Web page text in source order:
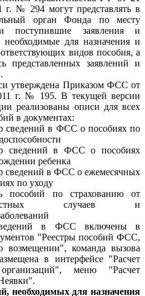
г. № 294 могут представлять в
орган Фонда по месту
поступившие заявления и
необходимые для назначения и
видов пособия, а
представленных заявлений и
утверждена Приказом ФСС от
г. № 195. В текущей версии
реализованы описи для всех
в документах:
сведений в ФСС о пособиях по
сведений в ФСС о пособиях
ребенка
сведений в ФСС о ежемесячных
по уходу
пособий по страхованию от
случаев и
в ФСС включены в
"Реестры пособий ФСС,
возмещении", команда вызова
в интерфейсе "Расчет
меню "Расчет
необходимых для назначения